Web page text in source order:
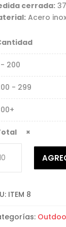
cerrada:
Acero
- 200
- 299
×
ITEM 8